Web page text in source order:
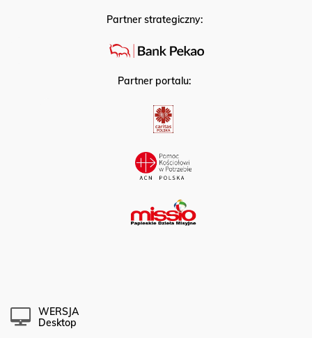
Partner strategiczny:
Partner portalu:
WERSJA
Desktop